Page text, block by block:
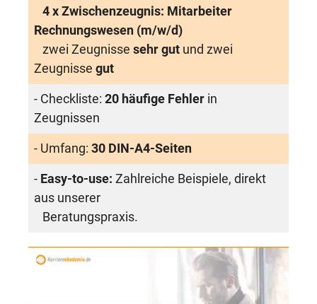
4 x Zwischenzeugnis: Mitarbeiter
Rechnungswesen (m/w/d)
zwei Zeugnisse sehr gut und zwei
Zeugnisse gut
- Checkliste: 20 häufige Fehler in
Zeugnissen
- Umfang: 30 DIN-A4-Seiten
- Easy-to-use: Zahlreiche Beispiele, direkt
aus unserer
Beratungspraxis.